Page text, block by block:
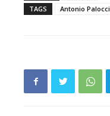
TAGS
Antonio Palocci